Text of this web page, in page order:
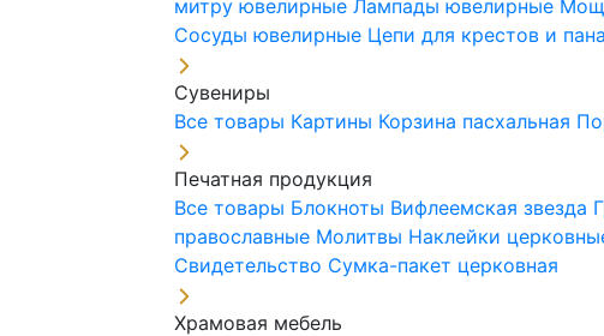
митру ювелирныеЛампады ювелирные
Сосуды ювелирные Цепи для крестов и
Сувениры
Все товары Картины Корзина пасхальная
Печатная продукция
Все товары Блокноты Вифлеемская звезда
православные Молитвы Наклейки
Свидетельство Сумка-пакет церковная
Храмовая мебель